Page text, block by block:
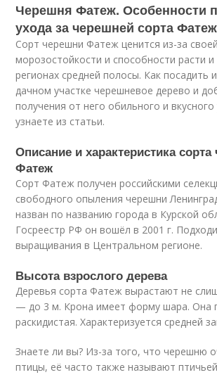
Черешня Фатеж. Особенности
ухода за черешней сорта Фатеж
Сорт черешни Фатеж ценится из-за
морозостойкости и способности расти
регионах средней полосы. Как посадить
дачном участке черешневое дерево и
получения от него обильного и
узнаете из статьи.
Описание и характеристика
Фатеж
Сорт Фатеж получен российскими
свободного опыления черешни
назван по названию города в Курской
Госреестр РФ он вошёл в 2001 г.
выращивания в Центральном регионе.
Высота взрослого дерева
Деревья сорта Фатеж вырастают не
— до 3 м. Крона имеет форму шара. Она
раскидистая. Характеризуется средней
Знаете ли вы? Из-за того, что черешню
птицы, её часто также называют